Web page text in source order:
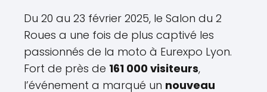
Du 20 au 23 février 2025, le Salon du 2
Roues a une fois de plus captivé les
passionnés de la moto à Eurexpo Lyon.
Fort de près de 161 000 visiteurs,
l’événement a marqué un nouveau